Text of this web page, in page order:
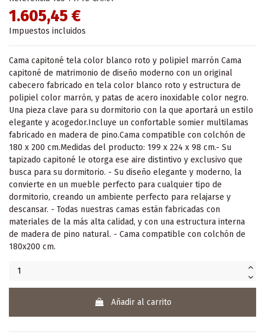
1.605,45 €
Impuestos incluidos
Cama capitoné tela color blanco roto y polipiel marrón Cama
capitoné de matrimonio de diseño moderno con un original
cabecero fabricado en tela color blanco roto y estructura de
polipiel color marrón, y patas de acero inoxidable color negro.
Una pieza clave para su dormitorio con la que aportará un estilo
elegante y acogedor.Incluye un confortable somier multilamas
fabricado en madera de pino.Cama compatible con colchón de
180 x 200 cm.Medidas del producto: 199 x 224 x 98 cm.- Su
tapizado capitoné le otorga ese aire distintivo y exclusivo que
busca para su dormitorio. - Su diseño elegante y moderno, la
convierte en un mueble perfecto para cualquier tipo de
dormitorio, creando un ambiente perfecto para relajarse y
descansar. - Todas nuestras camas están fabricadas con
materiales de la más alta calidad, y con una estructura interna
de madera de pino natural. - Cama compatible con colchón de
180x200 cm.
Añadir al carrito